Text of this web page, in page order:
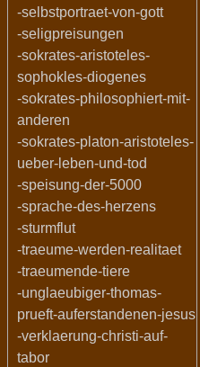
-selbstportraet-von-gott
-seligpreisungen
-sokrates-aristoteles-
sophokles-diogenes
-sokrates-philosophiert-mit-
anderen
-sokrates-platon-aristoteles-
ueber-leben-und-tod
-speisung-der-5000
-sprache-des-herzens
-sturmflut
-traeume-werden-realitaet
-traeumende-tiere
-unglaeubiger-thomas-
prueft-auferstandenen-jesus
-verklaerung-christi-auf-
tabor